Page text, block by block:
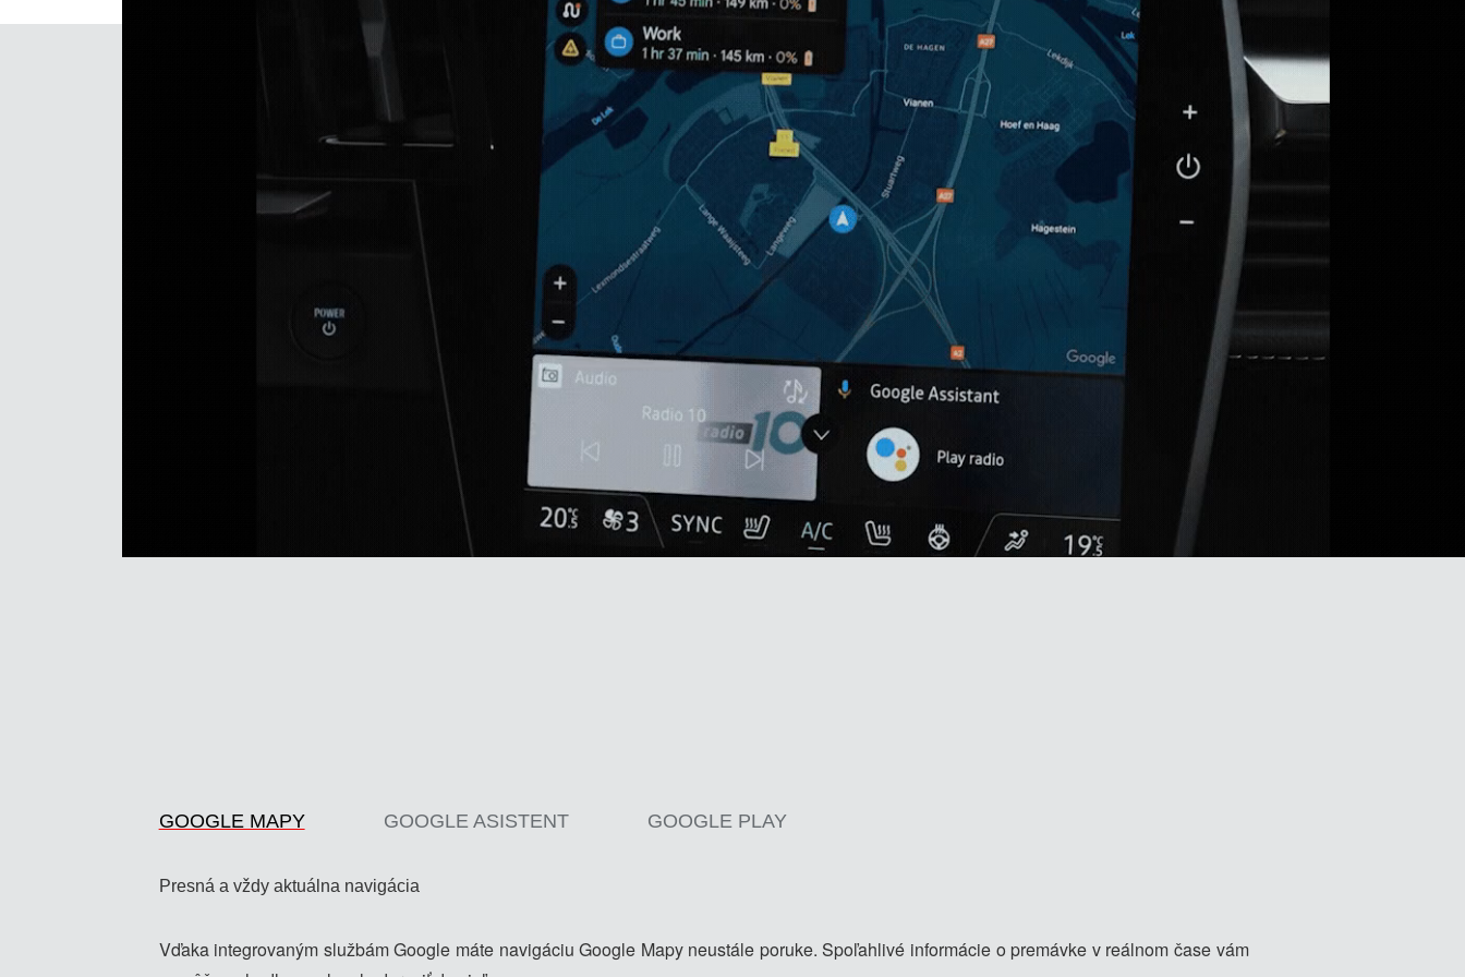
GOOGLE MAPY GOOGLE ASISTENT GOOGLE PLAY
Presná a vždy aktuálna navigácia
Vďaka integrovaným službám Google máte navigáciu Google Mapy neustále poruke. Spoľahlivé informácie o premávke v reálnom čase vám